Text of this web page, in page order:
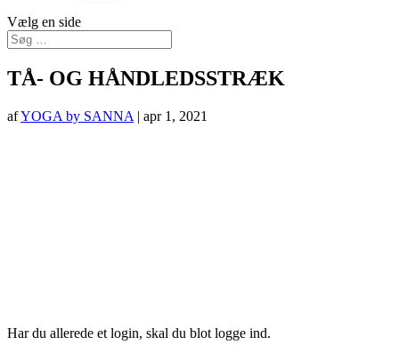
Vælg en side
TÅ- OG HÅNDLEDSSTRÆK
afYOGA by SANNA | apr 1, 2021
Har du allerede et login, skal du blot logge ind.